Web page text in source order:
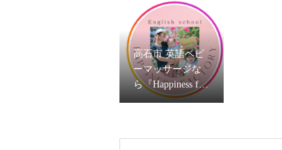
資格試験を開催
します
高石市 英語ベビ
ーマッサージな
ら『Happiness fact
ory』はるか先生